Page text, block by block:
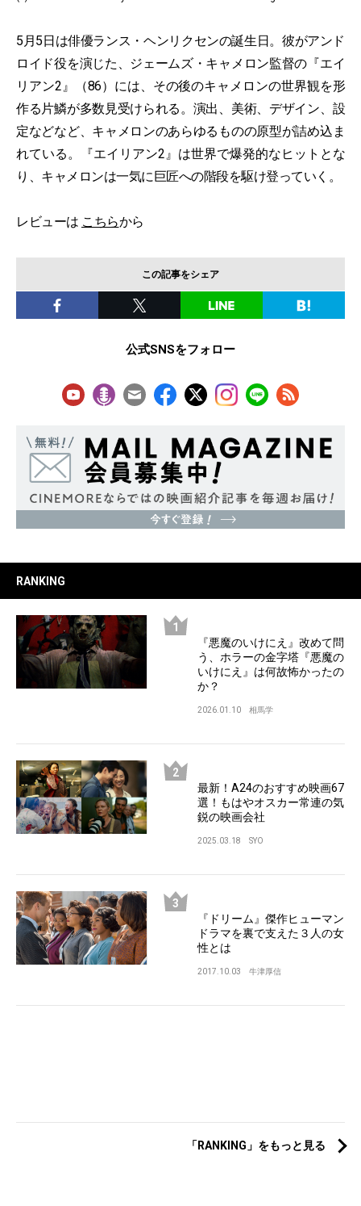
5月5日は俳優ランス・ヘンリクセンの誕生日。彼がアンド
ロイド役を演じた、ジェームズ・キャメロン監督の『エイ
リアン2』（86）には、その後のキャメロンの世界観を形
作る片鱗が多数見受けられる。演出、美術、デザイン、設
定などなど、キャメロンのあらゆるものの原型が詰め込ま
れている。『エイリアン2』は世界で爆発的なヒットとな
り、キャメロンは一気に巨匠への階段を駆け登っていく。
レビューは こちらから
この記事をシェア
公式SNSをフォロー
RANKING
『悪魔のいけにえ』改めて問
う、ホラーの金字塔『悪魔の
いけにえ』は何故怖かったの
か？
2026.01.10 相馬学
最新！A24のおすすめ映画67
選！もはやオスカー常連の気
鋭の映画会社
2025.03.18 SYO
『ドリーム』傑作ヒューマン
ドラマを裏で支えた３人の女
性とは
2017.10.03 牛津厚信
「RANKING」をもっと見る